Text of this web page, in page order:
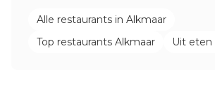
Alle restaurants in Alkmaar
Top restaurants Alkmaar Uit eten